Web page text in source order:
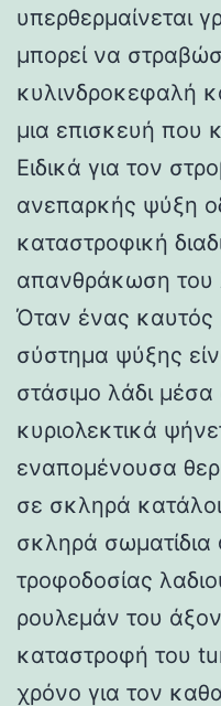
υπερθερμαίνεται
μπορεί να
κυλινδροκεφαλή
μια επισκευή που
Ειδικά για τον
ανεπαρκής ψύξη
καταστροφική
απανθράκωση του
Όταν ένας καυτός
σύστημα ψύξης
στάσιμο λάδι
κυριολεκτικά
εναπομένουσα
σε σκληρά
σκληρά σωματίδια
τροφοδοσίας
ρουλεμάν του
καταστροφή του
χρόνο για τον